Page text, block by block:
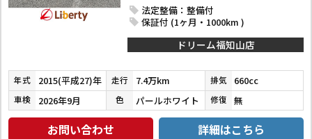
法定整備：整備付
保証付 (1ヶ月・1000km )
ドリーム福知山店
年式 2015(平成27)年 走行 7.4万km 排気 660cc
車検 2026年9月 色 パールホワイト 修復 無
お問い合わせ 詳細はこちら